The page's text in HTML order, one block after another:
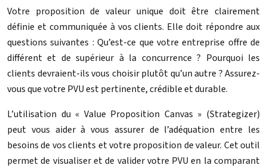
Votre proposition de valeur unique doit être clairement
définie et communiquée à vos clients. Elle doit répondre aux
questions suivantes : Qu’est-ce que votre entreprise offre de
différent et de supérieur à la concurrence ? Pourquoi les
clients devraient-ils vous choisir plutôt qu’un autre ? Assurez-
vous que votre PVU est pertinente, crédible et durable.
L’utilisation du « Value Proposition Canvas » (Strategizer)
peut vous aider à vous assurer de l’adéquation entre les
besoins de vos clients et votre proposition de valeur. Cet outil
permet de visualiser et de valider votre PVU en la comparant